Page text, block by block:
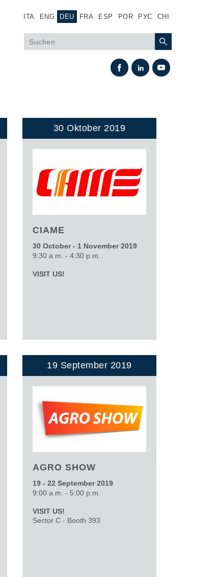
ITA ENG DEU FRA ESP POR РУС CHI
30 Oktober 2019
CIAME
30 October - 1 November 2019
9:30 a.m. - 4:30 p.m.
VISIT US!
19 September 2019
AGRO SHOW
19 - 22 September 2019
9:00 a.m. - 5:00 p.m.
VISIT US!
Sector C - Booth 393